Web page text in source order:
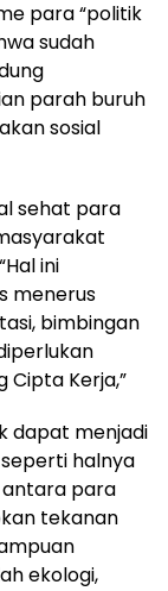
para “politik
sudah
parah buruh
sosial
sehat para
ini
menerus
bimbingan
Kerja,”
dapat menjadi
halnya
antara para
tekanan
ekologi,